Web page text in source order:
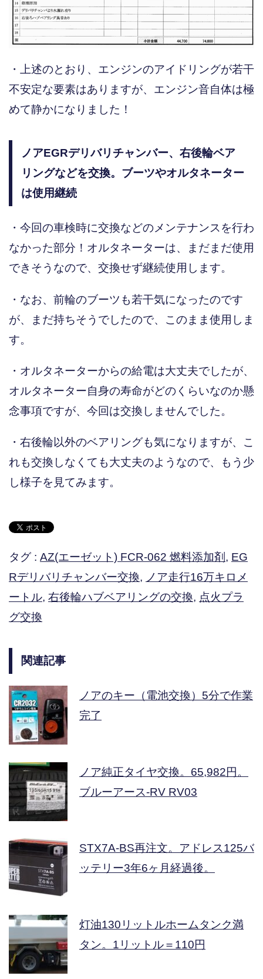
・上述のとおり、エンジンのアイドリングが若干
不安定な要素はありますが、エンジン音自体は極
めて静かになりました！
ノアEGRデリバリチャンバー、右後輪ベア
リングなどを交換。ブーツやオルタネーター
は使用継続
・今回の車検時に交換などのメンテナンスを行わ
なかった部分！オルタネーターは、まだまだ使用
できそうなので、交換せず継続使用します。
・なお、前輪のブーツも若干気になったのです
が、まだ持ちそうでしたので、このまま使用しま
す。
・オルタネーターからの給電は大丈夫でしたが、
オルタネーター自身の寿命がどのくらいなのか懸
念事項ですが、今回は交換しませんでした。
・右後輪以外のベアリングも気になりますが、こ
れも交換しなくても大丈夫のようなので、もう少
し様子を見てみます。
タグ : AZ(エーゼット) FCR-062 燃料添加剤 , EG
Rデリバリチャンバー交換, ノア走行16万キロメ
ートル, 右後輪ハブベアリングの交換, 点火プラ
グ交換
関連記事
ノアのキー（電池交換）5分で作業
完了
ノア純正タイヤ交換。65,982円。
ブルーアース-RV RV03
STX7A-BS再注文。アドレス125バ
ッテリー3年6ヶ月経過後。
灯油130リットルホームタンク満
タン。1リットル＝110円